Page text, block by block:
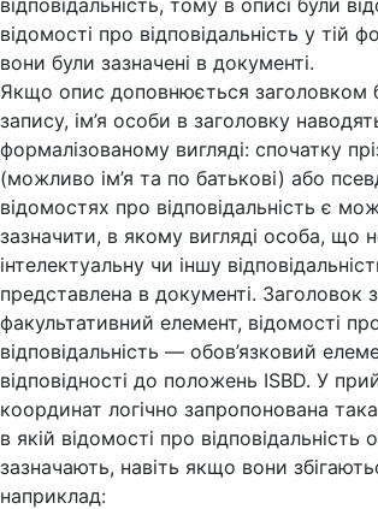
відповідальність, тому в описі були
відомості про відповідальність у тій
вони були зазначені в документі.
Якщо опис доповнюється заголовком
запису, ім’я особи в заголовку
формалізованому вигляді: спочатку
(можливо ім’я та по батькові) або
відомостях про відповідальність є
зазначити, в якому вигляді особа, що
інтелектуальну чи іншу
представлена в документі. Заголовок
факультативний елемент, відомості
відповідальність — обов’язковий
відповідності до положень ISBD. У
координат логічно запропонована
в якій відомості про відповідальність
зазначають, навіть якщо вони
наприклад: